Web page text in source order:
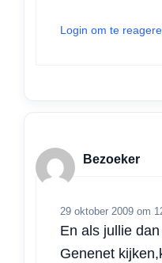
Login om te
Bezoeker
29 oktober 2009 om
En als jullie
Genenet